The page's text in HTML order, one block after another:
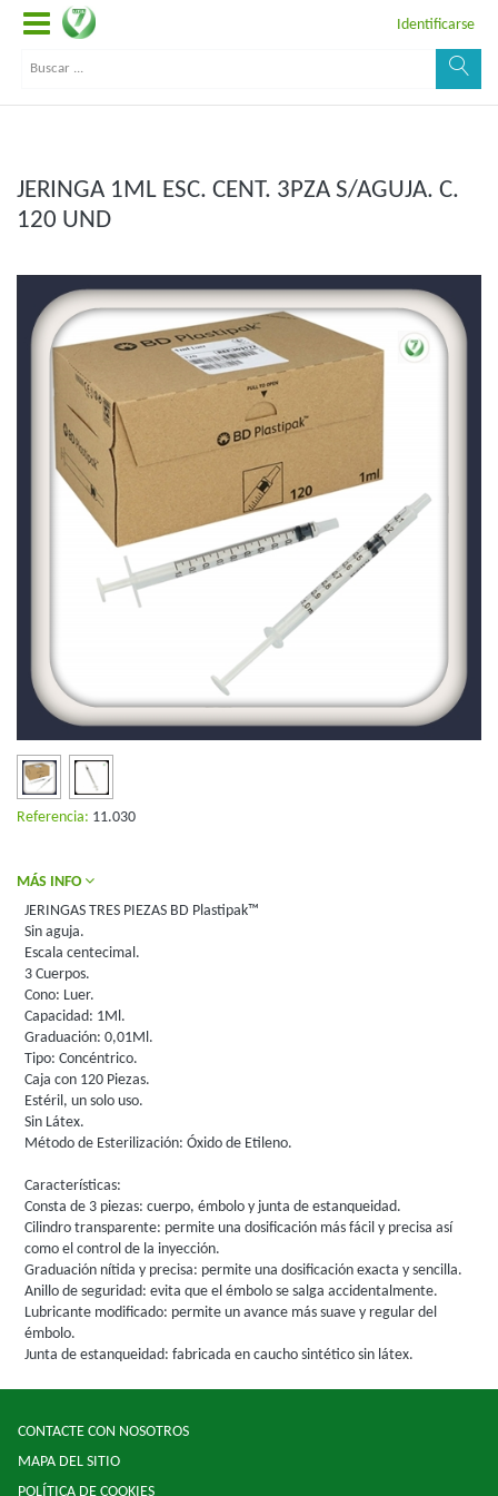
Identificarse
JERINGA 1ML ESC. CENT. 3PZA S/AGUJA. C.
120 UND
Referencia: 11.030
MÁS INFO
JERINGAS TRES PIEZAS BD Plastipak™
Sin aguja.
Escala centecimal.
3 Cuerpos.
Cono: Luer.
Capacidad: 1Ml.
Graduación: 0,01Ml.
Tipo: Concéntrico.
Caja con 120 Piezas.
Estéril, un solo uso.
Sin Látex.
Método de Esterilización: Óxido de Etileno.
Características:
Consta de 3 piezas: cuerpo, émbolo y junta de estanqueidad.
Cilindro transparente: permite una dosificación más fácil y precisa así
como el control de la inyección.
Graduación nítida y precisa: permite una dosificación exacta y sencilla.
Anillo de seguridad: evita que el émbolo se salga accidentalmente.
Lubricante modificado: permite un avance más suave y regular del
émbolo.
Junta de estanqueidad: fabricada en caucho sintético sin látex.
CONTACTE CON NOSOTROS
MAPA DEL SITIO
POLÍTICA DE COOKIES